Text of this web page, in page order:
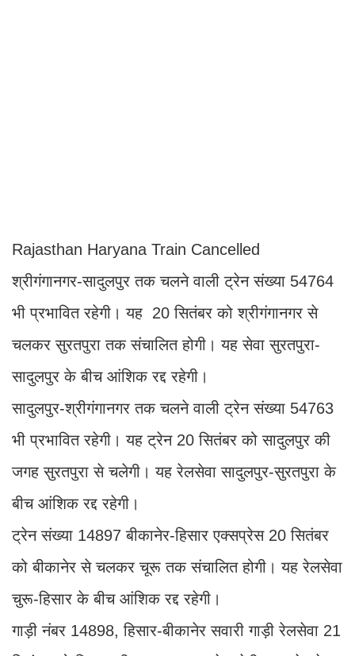
Rajasthan Haryana Train Cancelled
श्रीगंगानगर-सादुलपुर तक चलने वाली ट्रेन संख्या 54764
भी प्रभावित रहेगी। यह 20 सितंबर को श्रीगंगानगर से
चलकर सुरतपुरा तक संचालित होगी। यह सेवा सुरतपुरा-
सादुलपुर के बीच आंशिक रद्द रहेगी।
सादुलपुर-श्रीगंगानगर तक चलने वाली ट्रेन संख्या 54763
भी प्रभावित रहेगी। यह ट्रेन 20 सितंबर को सादुलपुर की
जगह सुरतपुरा से चलेगी। यह रेलसेवा सादुलपुर-सुरतपुरा के
बीच आंशिक रद्द रहेगी।
ट्रेन संख्या 14897 बीकानेर-हिसार एक्सप्रेस 20 सितंबर
को बीकानेर से चलकर चूरू तक संचालित होगी। यह रेलसेवा
चुरू-हिसार के बीच आंशिक रद्द रहेगी।
गाड़ी नंबर 14898, हिसार-बीकानेर सवारी गाड़ी रेलसेवा 21